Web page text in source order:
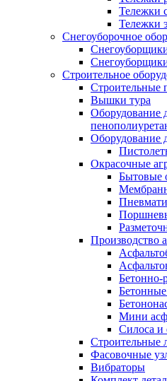
Тележки
Тележки
Снегоуборочное
Строительное
Cтроительные
Вышки тура
Оборудование
Оборудование
Окрасочные
Бытовые
Производство
Бетонно-
Мини
Силоса и
Строительные
Фасовочные
Вибраторы